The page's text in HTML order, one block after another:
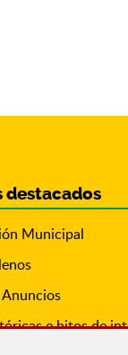
destacados
Municipal
e hitos de